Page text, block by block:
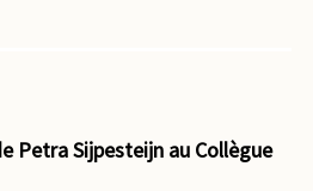
Petra Sijpesteijn au Collègue